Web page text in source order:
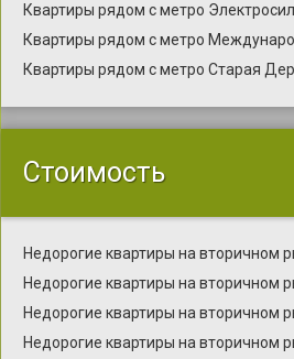
Квартиры рядом с метро
Квартиры рядом с метро
Квартиры рядом с метро Старая
Стоимость
Недорогие квартиры на вторичном
Недорогие квартиры на вторичном
Недорогие квартиры на вторичном
Недорогие квартиры на вторичном